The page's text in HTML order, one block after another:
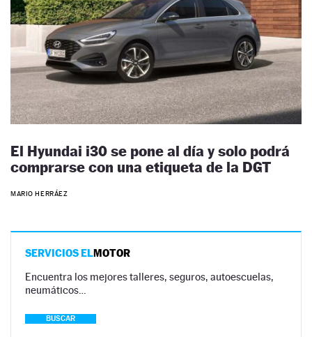
El Hyundai i30 se pone al día y solo podrá
comprarse con una etiqueta de la DGT
MARIO HERRÁEZ
SERVICIOS ELMOTOR
Encuentra los mejores talleres, seguros, autoescuelas,
neumáticos…
BUSCAR